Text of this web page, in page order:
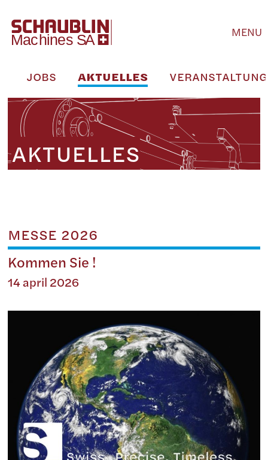
MENU
JOBS AKTUELLES
AKTUELLES
MESSE 2026
Kommen Sie !
14 april 2026